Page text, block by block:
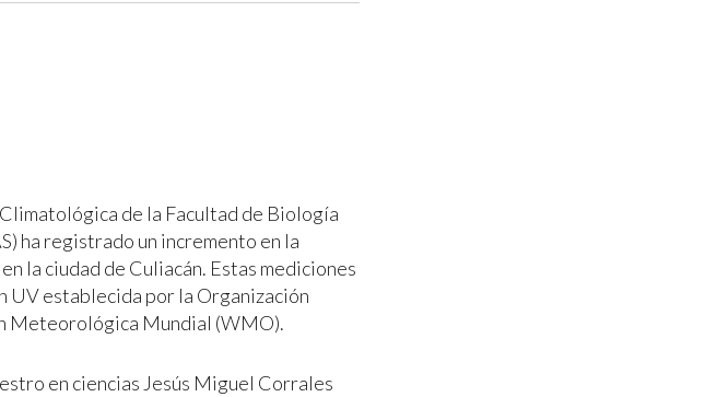
de la Facultad de Biología
ha registrado un incremento en la
la ciudad de Culiacán. Estas mediciones
UV establecida por la Organización
Meteorológica Mundial (WMO).
en ciencias Jesús Miguel Corrales